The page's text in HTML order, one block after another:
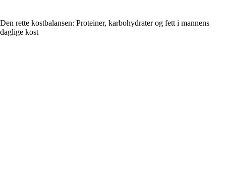
Den rette kostbalansen: Proteiner, karbohydrater og fett i mannens
daglige kost